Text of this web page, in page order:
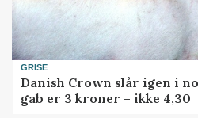
GRISE
Danish Crown slår igen i
gab er 3 kroner – ikke 4,30